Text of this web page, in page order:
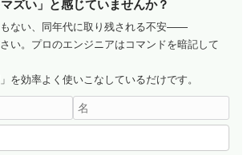
マズい」と感じていませんか？
ない、同年代に取り残される不安——
い。プロのエンジニアはコマンドを暗記して
を効率よく使いこなしているだけです。